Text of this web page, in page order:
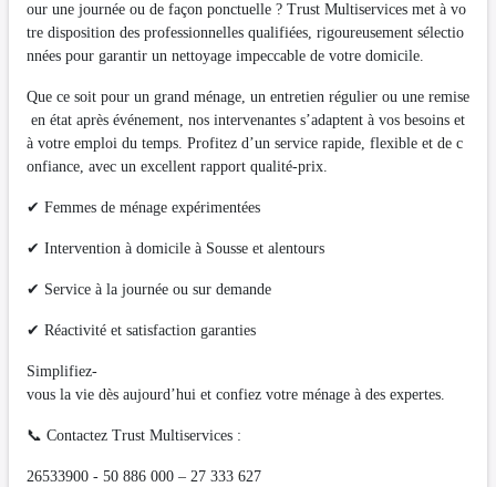
our une journée ou de façon ponctuelle ? Trust Multiservices met à vo
tre disposition des professionnelles qualifiées, rigoureusement sélectio
nnées pour garantir un nettoyage impeccable de votre domicile.
Que ce soit pour un grand ménage, un entretien régulier ou une remise
en état après événement, nos intervenantes s’adaptent à vos besoins et
à votre emploi du temps. Profitez d’un service rapide, flexible et de c
onfiance, avec un excellent rapport qualité-prix.
✔ Femmes de ménage expérimentées
✔ Intervention à domicile à Sousse et alentours
✔ Service à la journée ou sur demande
✔ Réactivité et satisfaction garanties
Simplifiez-
vous la vie dès aujourd’hui et confiez votre ménage à des expertes.
📞 Contactez Trust Multiservices :
26533900 - 50 886 000 – 27 333 627